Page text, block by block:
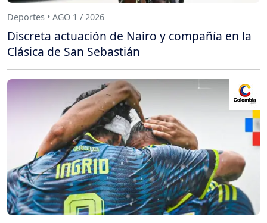
Deportes • AGO 1 / 2026
Discreta actuación de Nairo y compañía en la
Clásica de San Sebastián